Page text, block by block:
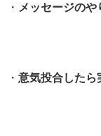
・ メッセージのや
・ 意気投合したら